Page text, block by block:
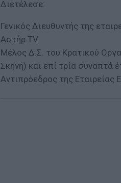
Διετέλεσε:
Γενικός Διευθυντής της
Αστήρ TV.
Mέλος Δ.Σ. του Κρατικού
Σκηνή) και επί τρία συναπτά
Αντιπρόεδρος της Εταιρείας